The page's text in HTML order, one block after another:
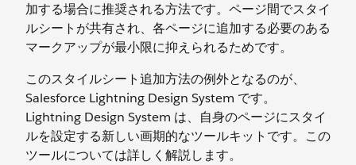
加する場合に推奨される方法です。ページ間でスタイ
ルシートが共有され、各ページに追加する必要のある
マークアップが最小限に抑えられるためです。
このスタイルシート追加方法の例外となるのが、
Salesforce Lightning Design System です。
Lightning Design System は、自身のページにスタイ
ルを設定する新しい画期的なツールキットです。この
ツールについては詳しく解説します。